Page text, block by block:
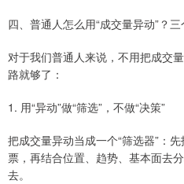
四、普通人怎么用“成交量异动”？
对于我们普通人来说，不用把成交
路就够了：
1. 用“异动”做“筛选”，不做“决策”
把成交量异动当成一个“筛选器”：
票，再结合位置、趋势、基本面去
去。